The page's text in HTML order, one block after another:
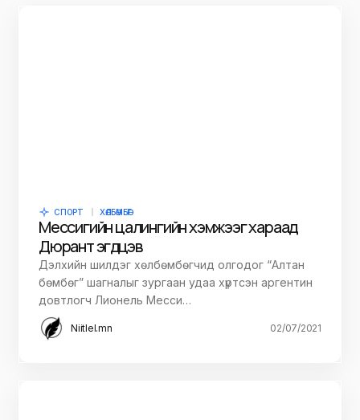
СПОРТ ХӨЛБӨМБӨГ
Мессигийн цалингийн хэмжээг хараад
Дюрант эгдүүцэв
Дэлхийн шилдэг хөлбөмбөгчид олгодог “Алтан
бөмбөг” шагналыг зургаан удаа хүртсэн аргентин
довтлогч Лионель Месси…
Niitlel.mn 02/07/2021